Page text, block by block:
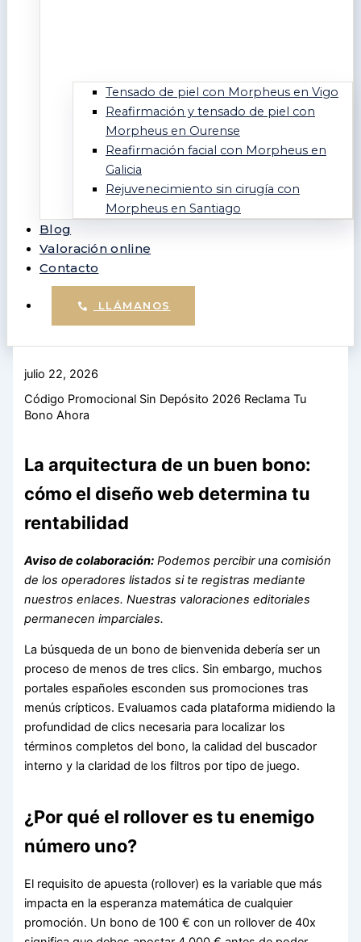
Tensado de piel con Morpheus en Vigo
Reafirmación y tensado de piel con
Morpheus en Ourense
Reafirmación facial con Morpheus en
Galicia
Rejuvenecimiento sin cirugía con
Morpheus en Santiago
Blog
Valoración online
Contacto
LLÁMANOS
julio 22, 2026
Código Promocional Sin Depósito 2026 Reclama Tu
Bono Ahora
La arquitectura de un buen bono:
cómo el diseño web determina tu
rentabilidad
Aviso de colaboración: Podemos percibir una comisión
de los operadores listados si te registras mediante
nuestros enlaces. Nuestras valoraciones editoriales
permanecen imparciales.
La búsqueda de un bono de bienvenida debería ser un
proceso de menos de tres clics. Sin embargo, muchos
portales españoles esconden sus promociones tras
menús crípticos. Evaluamos cada plataforma midiendo la
profundidad de clics necesaria para localizar los
términos completos del bono, la calidad del buscador
interno y la claridad de los filtros por tipo de juego.
¿Por qué el rollover es tu enemigo
número uno?
El requisito de apuesta (rollover) es la variable que más
impacta en la esperanza matemática de cualquier
promoción. Un bono de 100 € con un rollover de 40x